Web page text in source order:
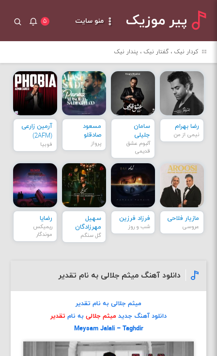
پیر موزیک منو سایت ۵
کردار نیک ، گفتار نیک ، پندار نیک
رضا بهرام
نیمی از من
سامان
جلیلی
آلبوم عشق
قدیمی
مسعود
صادقلو
پرواز
آرمین زارعی
(2AFM)
فوبیا
مازیار فلاحی
عروسی
فرزاد فرزین
شب و روز
سهیل
مهرزادگان
گل سنگم
رضایا
ریمیکس
موندگار
دانلود آهنگ میثم جلالی به نام تقدیر
میثم جلالی به نام تقدیر
دانلود آهنگ جدید میثم جلالی به نام تقدیر
Meysam Jalali – Taghdir